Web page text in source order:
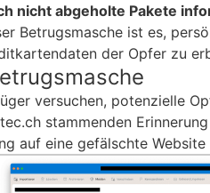
nicht abgeholte Pakete
Betrugsmasche ist es,
der Opfer zu
versuchen, potenzielle
stammenden
auf eine gefälschte